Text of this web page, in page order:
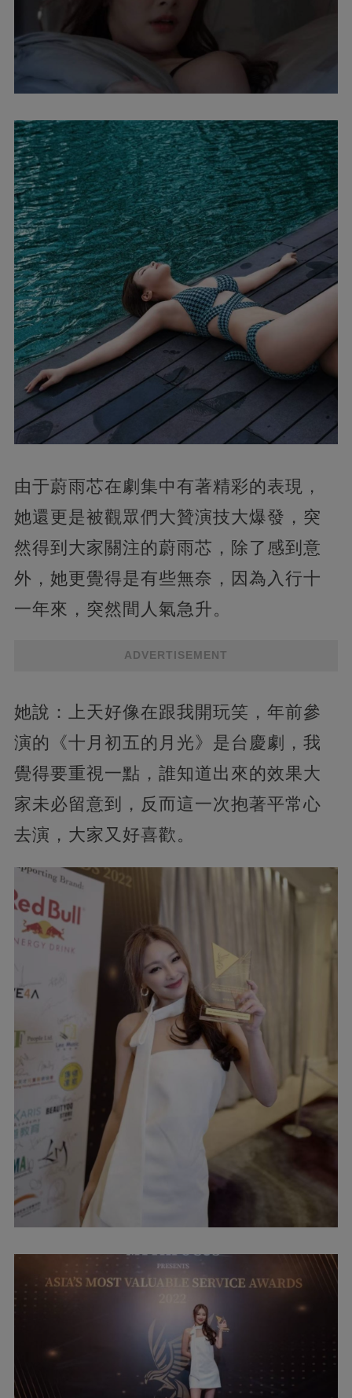
由于蔚雨芯在劇集中有著精彩的表現，
她還更是被觀眾們大贊演技大爆發，突
然得到大家關注的蔚雨芯，除了感到意
外，她更覺得是有些無奈，因為入行十
一年來，突然間人氣急升。
ADVERTISEMENT
她說：上天好像在跟我開玩笑，年前參
演的《十月初五的月光》是台慶劇，我
覺得要重視一點，誰知道出來的效果大
家未必留意到，反而這一次抱著平常心
去演，大家又好喜歡。